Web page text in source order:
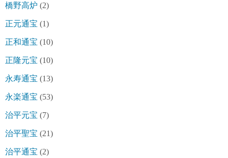
橋野高炉 (2)
正元通宝 (1)
正和通宝 (10)
正隆元宝 (10)
永寿通宝 (13)
永楽通宝 (53)
治平元宝 (7)
治平聖宝 (21)
治平通宝 (2)